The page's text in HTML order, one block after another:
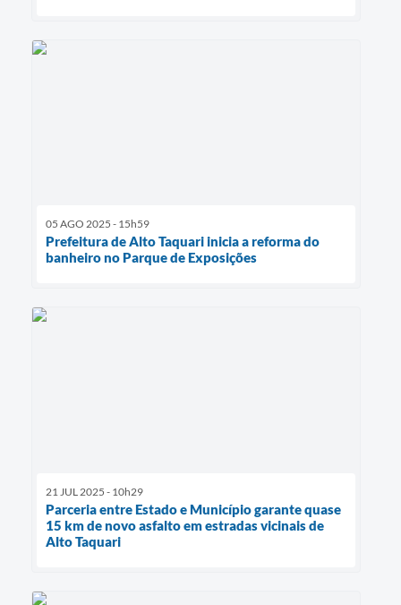
05 AGO 2025 - 15h59
Prefeitura de Alto Taquari inicia a reforma do
banheiro no Parque de Exposições
21 JUL 2025 - 10h29
Parceria entre Estado e Município garante quase
15 km de novo asfalto em estradas vicinais de
Alto Taquari